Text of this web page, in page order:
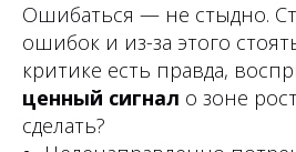
Ошибаться — не стыдно.
ошибок и из-за этого
критике есть правда,
ценный сигнал о зоне
сделать?